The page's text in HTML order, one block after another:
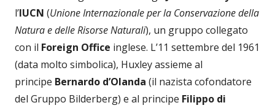
l’IUCN (Unione Internazionale per la Conservazione della
Natura e delle Risorse Naturali), un gruppo collegato
con il Foreign Office inglese. L’11 settembre del 1961
(data molto simbolica), Huxley assieme al
principe Bernardo d’Olanda (il nazista cofondatore
del Gruppo Bilderberg) e al principe Filippo di